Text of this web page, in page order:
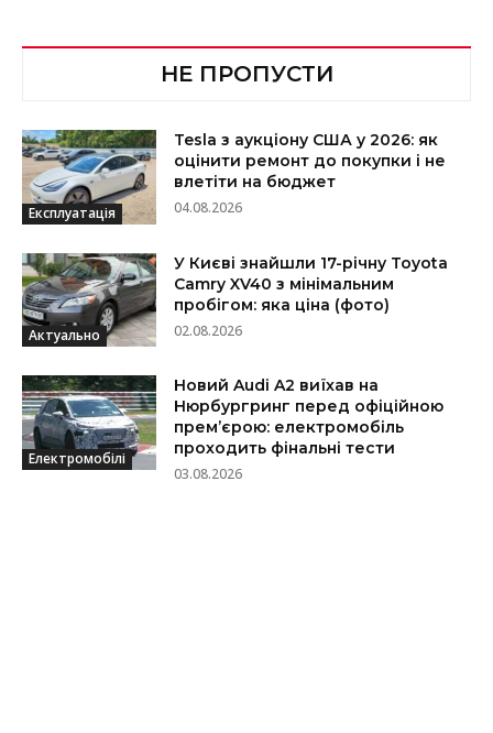
НЕ ПРОПУСТИ
Експлуатація
Tesla з аукціону США у 2026: як
оцінити ремонт до покупки і не
влетіти на бюджет
04.08.2026
Актуально
У Києві знайшли 17-річну Toyota
Camry XV40 з мінімальним
пробігом: яка ціна (фото)
02.08.2026
Електромобілі
Новий Audi A2 виїхав на
Нюрбургринг перед офіційною
прем’єрою: електромобіль
проходить фінальні тести
03.08.2026